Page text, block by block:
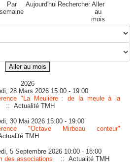
Par
semaine
Aujourd'hui Rechercher Aller
au
mois
Aller au mois
2026
28 Mars 2026 15:00 - 19:00
"La Meulière : de la meule à la
:: Actualité TMH
30 Mai 2026 15:00 - 19:00
"Octave Mirbeau conteur"
TMH
5 Septembre 2026 10:00 - 18:00
des associations
:: Actualité TMH